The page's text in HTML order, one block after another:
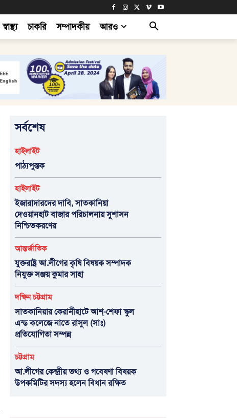
স্বাস্থ্য চাকরি সম্পাদকীয় আরও
সর্বশেষ
হাইলাইট
পাঠ্যপুস্তক
হাইলাইট
ইজারাদারদের দাবি, সাতকানিয়া
দেওয়ানহাট বাজার পরিচালনায় সুশাসন
নিশ্চিতকরণের
আন্তর্জাতিক
যুক্তরাষ্ট্র আ.লীগের কৃষি বিষয়ক সম্পাদক
নিযুক্ত সঞ্জয় কুমার সাহা
দক্ষিন চট্টগ্রাম
সাতকানিয়ার কেরানীহাটে আশ্-শেফা স্কুল
এন্ড কলেজে নাতে রাসুল (সাঃ)
প্রতিযোগিতা সম্পন্ন
চট্টগ্রাম
আ.লীগের কেন্দ্রীয় তথ্য ও গবেষণা বিষয়ক
উপকমিটির সদস্য হলেন বিধান রক্ষিত